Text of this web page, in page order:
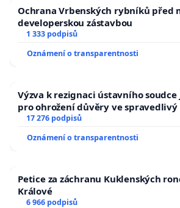
Ochrana Vrbenských rybníků před
developerskou zástavbou
1 333 podpisů
Oznámení o transparentnosti
Výzva k rezignaci ústavního soudce
pro ohrožení důvěry ve spravedlivý
17 276 podpisů
Oznámení o transparentnosti
Petice za záchranu Kuklenských
Králové
6 966 podpisů